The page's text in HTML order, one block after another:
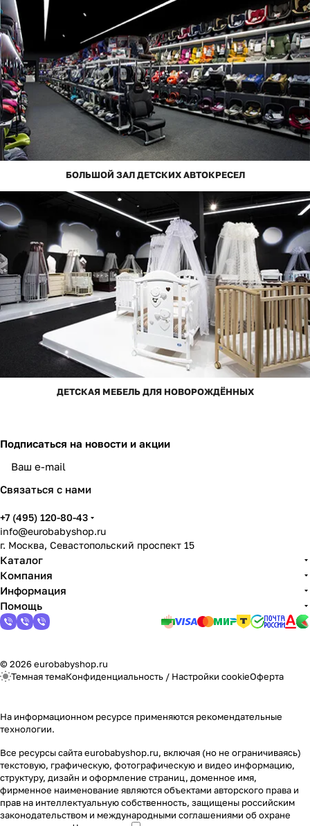
БОЛЬШОЙ ЗАЛ ДЕТСКИХ АВТОКРЕСЕЛ
ДЕТСКАЯ МЕБЕЛЬ ДЛЯ НОВОРОЖДЁННЫХ
Подписаться на новости и акции
Связаться с нами
+7 (495) 120-80-43
info@eurobabyshop.ru
г. Москва, Севастопольский проспект 15
Каталог
Компания
Информация
Помощь
© 2026 eurobabyshop.ru
Темная темаКонфиденциальность / Настройки cookieОферта
На информационном ресурсе применяются рекомендательные
технологии.
Все ресурсы сайта eurobabyshop.ru, включая (но не ограничиваясь)
текстовую, графическую, фотографическую и видео информацию,
структуру, дизайн и оформление страниц, доменное имя,
фирменное наименование являются объектами авторского права и
прав на интеллектуальную собственность, защищены российским
законодательством и международными соглашениями об охране